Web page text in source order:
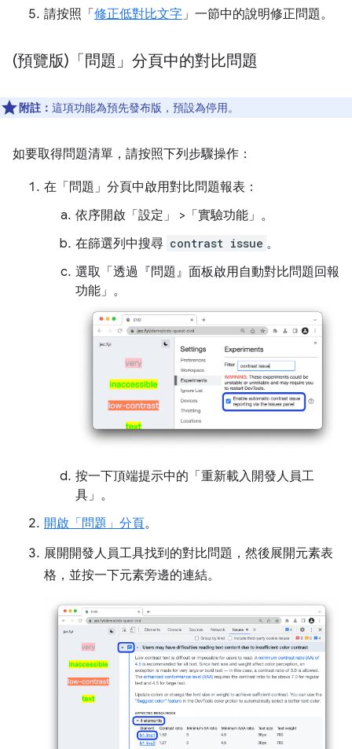
請按照「修正低對比文字 」一節中的說明修正問題。
(預覽版)「問題」分頁中的對比問題
附註： 這項功能為預先發布版，預設為停用。
如要取得問題清單，請按照下列步驟操作：
在「問題」 分頁中啟用對比問題報表：
依序開啟「設定」
>「實驗功能」 。
在篩選列中搜尋 contrast issue 。
選取「透過『問題』面板啟用自動對比問題回報
功能」 。
按一下頂端提示中的「重新載入開發人員工
具」 。
開啟「問題」分頁。
展開開發人員工具找到的對比問題，然後展開元素表
格，並按一下元素旁邊的連結。